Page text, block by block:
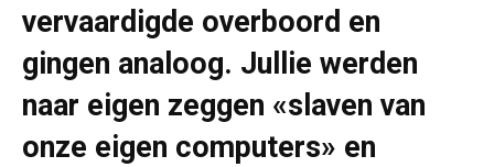
vervaardigde overboord en
gingen analoog. Jullie werden
naar eigen zeggen «slaven van
onze eigen computers» en